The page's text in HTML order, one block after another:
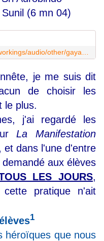
(6 mn 04)
je me suis dit
de choisir les
le plus.
j'ai regardé les
La Manifestation
et dans l'une d'entre
aux élèves
LES JOURS,
pratique n'ait
1
héroïques que nous